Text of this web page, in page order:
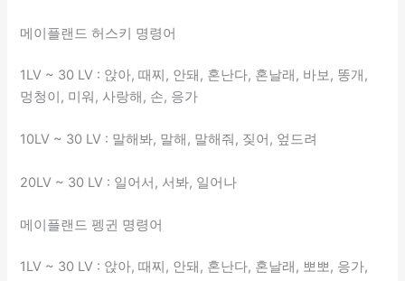
메이플랜드 허스키 명령어
1LV ~ 30 LV : 앉아, 때찌, 안돼, 혼난다, 혼날래, 바보, 똥개,
멍청이, 미워, 사랑해, 손, 응가
10LV ~ 30 LV : 말해봐, 말해, 말해줘, 짖어, 엎드려
20LV ~ 30 LV : 일어서, 서봐, 일어나
메이플랜드 펭귄 명령어
1LV ~ 30 LV : 앉아, 때찌, 안돼, 혼난다, 혼날래, 뽀뽀, 응가,